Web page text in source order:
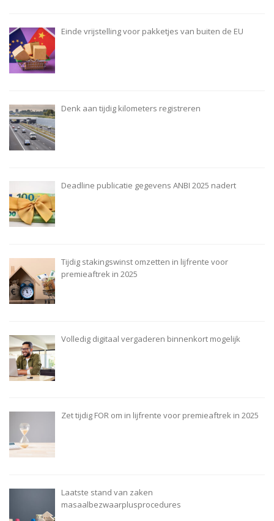
Einde vrijstelling voor pakketjes van buiten de EU
Denk aan tijdig kilometers registreren
Deadline publicatie gegevens ANBI 2025 nadert
Tijdig stakingswinst omzetten in lijfrente voor
premieaftrek in 2025
Volledig digitaal vergaderen binnenkort mogelijk
Zet tijdig FOR om in lijfrente voor premieaftrek in 2025
Laatste stand van zaken
masaalbezwaarplusprocedures